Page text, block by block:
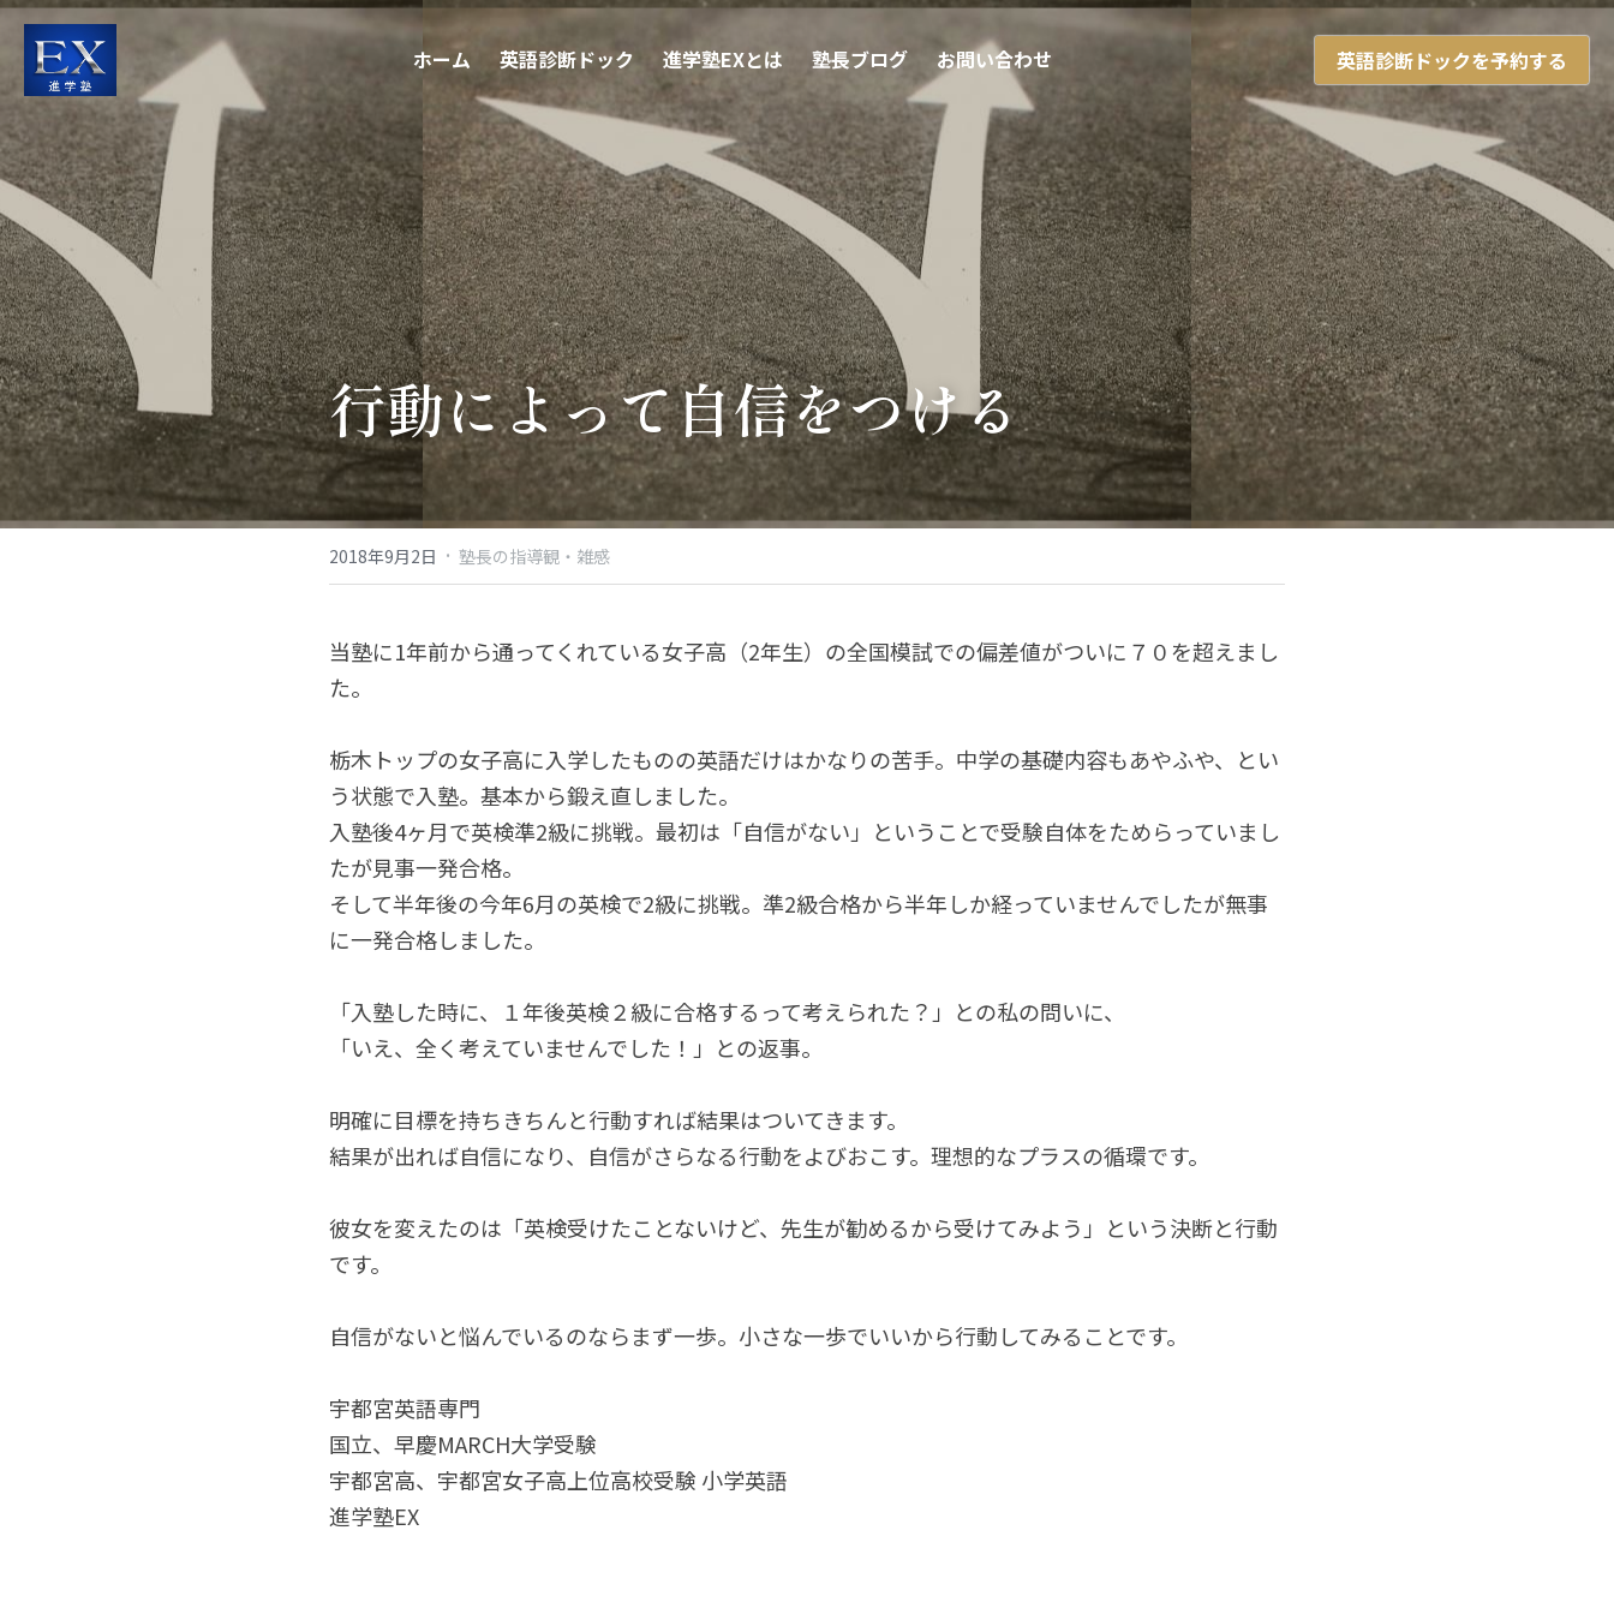
ホーム 英語診断ドック 進学塾EXとは 塾長ブログ お問い合わせ 英語診断ドックを予約する
行動によって自信をつける
2018年9月2日 · 塾長の指導観・雑感
当塾に1年前から通ってくれている女子高（2年生）の全国模試での偏差値がついに７０を超えまし
た。
栃木トップの女子高に入学したものの英語だけはかなりの苦手。中学の基礎内容もあやふや、とい
う状態で入塾。基本から鍛え直しました。
入塾後4ヶ月で英検準2級に挑戦。最初は「自信がない」ということで受験自体をためらっていまし
たが見事一発合格。
そして半年後の今年6月の英検で2級に挑戦。準2級合格から半年しか経っていませんでしたが無事
に一発合格しました。
「入塾した時に、１年後英検２級に合格するって考えられた？」との私の問いに、
「いえ、全く考えていませんでした！」との返事。
明確に目標を持ちきちんと行動すれば結果はついてきます。
結果が出れば自信になり、自信がさらなる行動をよびおこす。理想的なプラスの循環です。
彼女を変えたのは「英検受けたことないけど、先生が勧めるから受けてみよう」という決断と行動
です。
自信がないと悩んでいるのならまず一歩。小さな一歩でいいから行動してみることです。
宇都宮英語専門
国立、早慶MARCH大学受験
宇都宮高、宇都宮女子高上位高校受験 小学英語
進学塾EX